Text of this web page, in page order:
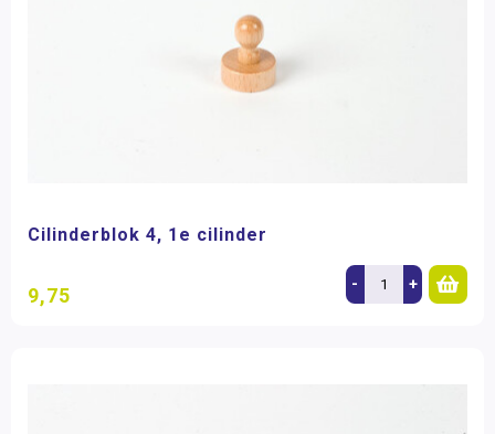
Cilinderblok 4, 1e cilinder
9,75 - +